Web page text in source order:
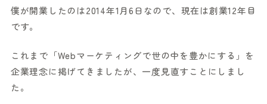
僕が開業したのは2014年1月6日なので、現在は創業12年目
です。
これまで「Webマーケティングで世の中を豊かにする」を
企業理念に掲げてきましたが、一度見直すことにしまし
た。